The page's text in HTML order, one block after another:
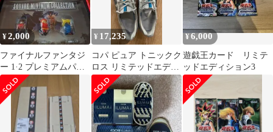
¥2,000
ファイナルファンタジ
ー 1·2 プレミアムパッ
ケージ フィギュアのみ
¥ 17,235
コパ ピュア トニックク
ロス リミテッドエディ
ション 275
¥6,000
遊戯王カード リミテ
ッドエディション3